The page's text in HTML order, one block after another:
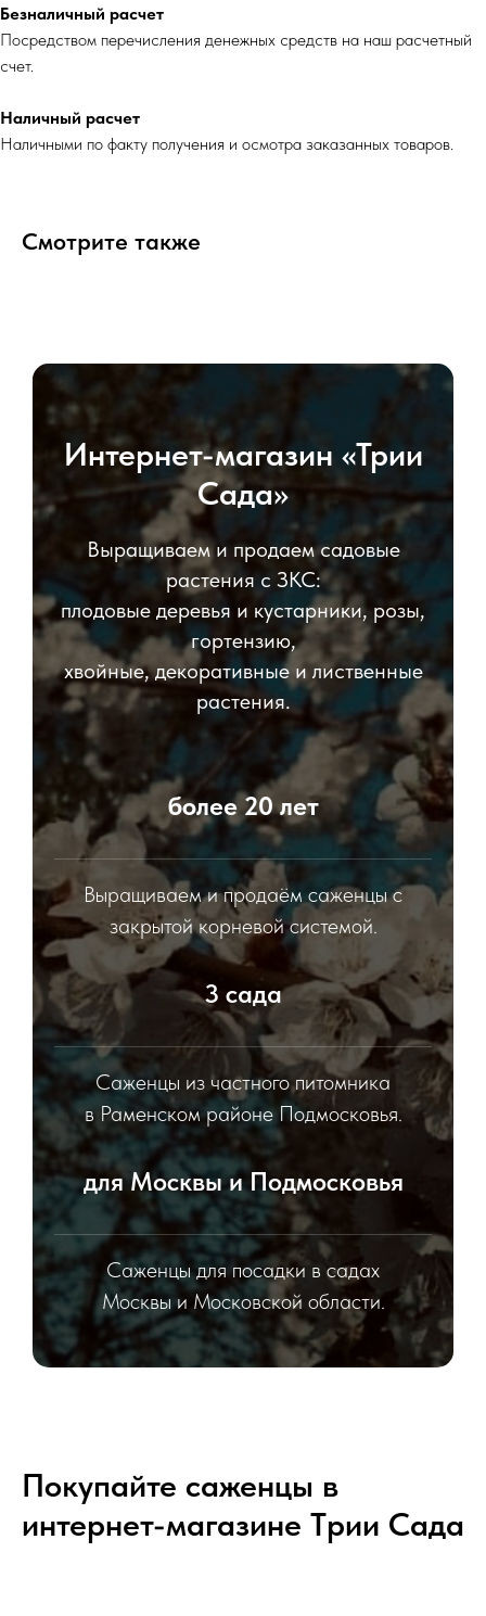
Безналичный расчет
Посредством перечисления денежных средств на наш расчетный
счет.
Наличный расчет
Наличными по факту получения и осмотра заказанных товаров.
Смотрите также
Интернет-магазин «Трии
Сада»
Выращиваем и продаем садовые
растения с ЗКС:
плодовые деревья и кустарники, розы,
гортензию,
хвойные, декоративные и лиственные
растения.
более 20 лет
Выращиваем и продаём саженцы с
закрытой корневой системой.
3 сада
Саженцы из частного питомника
в Раменском районе Подмосковья.
для Москвы и Подмосковья
Саженцы для посадки в садах
Москвы и Московской области.
Покупайте саженцы в
интернет-магазине Tрии Сада